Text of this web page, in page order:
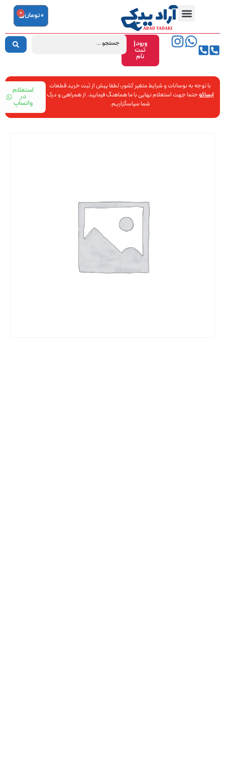
ورود|
ثبت
نام
0تومان 0
با توجه به نوسانات و شرایط متغیر کشور، لطفا پیش از ثبت خرید قطعات
ایساکوحتما جهت استعلام نهایی با ما هماهنگ فرمایید. از همراهی و درک
شما سپاسگزاریم.
استعلام
در
واتساپ